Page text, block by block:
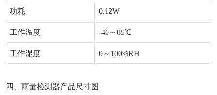
功耗 0.12W
工作温度 -40～85℃
工作湿度 0～100%RH
四、雨量检测器产品尺寸图